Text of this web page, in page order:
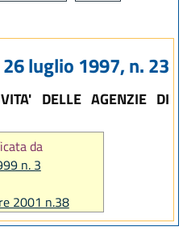
26 luglio 1997, n. 23
DELLE AGENZIE DI
da
n. 3
2001 n.38